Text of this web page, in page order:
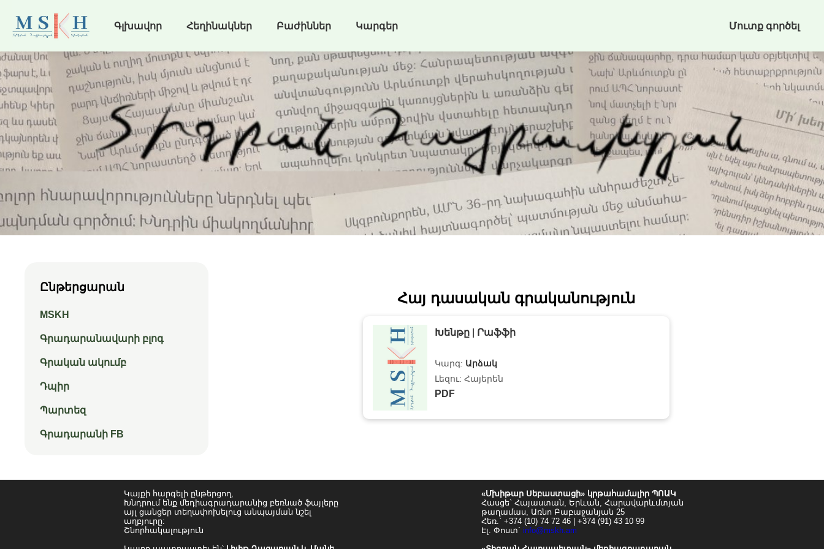
Գլխավոր Հեղինակներ Բաժիններ Կարգեր Մուտք գործել
Ընթերցարան
MSKH
Գրադարանավարի բլոգ
Գրական ակումբ
Դպիր
Պարտեզ
Գրադարանի FB
Հայ դասական գրականություն
Խենթը| Րաֆֆի
Կարգ: Արձակ
Լեզու: Հայերեն
PDF
Կայքի հարգելի ընթերցող,
Խնդրում ենք մեդիագրադարանից բեռնած ֆայլերը
այլ ցանցեր տեղափոխելուց անպայման նշել
աղբյուրը:
Շնորհակալություն
«Մխիթար Սեբաստացի» կրթահամալիր ՊՈԱԿ
Հասցե` Հայաստան, Երևան, Հարավարևմտյան
թաղամաս, Առնո Բաբաջանյան 25
Հեռ.` +374 (10) 74 72 46 | +374 (91) 43 10 99
Էլ. Փոստ` info@mskh.am